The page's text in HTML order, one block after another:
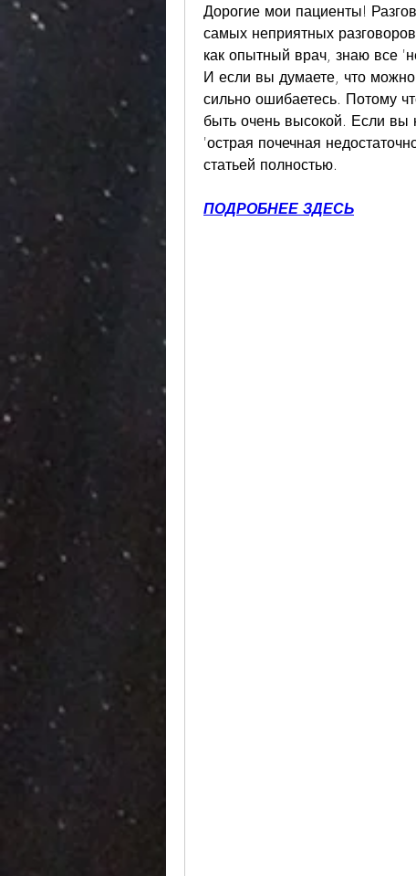
Дорогие мои пациенты!
самых неприятных
как опытный врач, знаю все
И если вы думаете, что
сильно ошибаетесь. Потому
быть очень высокой. Если вы
'острая почечная
статьей полностью.
ПОДРОБНЕЕ ЗДЕСЬ